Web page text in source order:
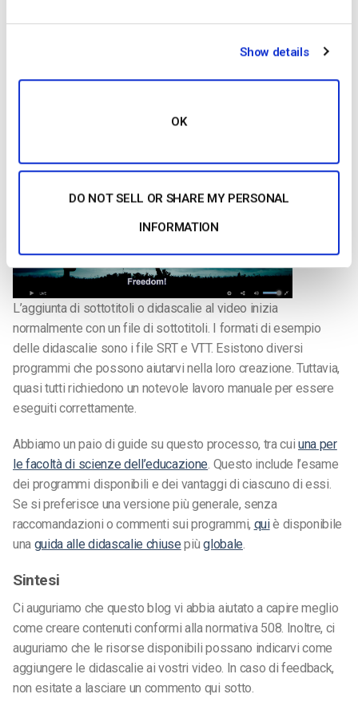
Show details
OK
DO NOT SELL OR SHARE MY PERSONAL
INFORMATION
accessibile, non significa che non possiate avere una grafica
o immagini fantasiose. Con il crescente progresso della
Aggiunta di didascalie ai video
L’aggiunta di sottotitoli o didascalie al video inizia
normalmente con un file di sottotitoli. I formati di esempio
delle didascalie sono i file SRT e VTT. Esistono diversi
programmi che possono aiutarvi nella loro creazione. Tuttavia,
quasi tutti richiedono un notevole lavoro manuale per essere
eseguiti correttamente.
Abbiamo un paio di guide su questo processo, tra cuiuna per
le facoltà di scienze dell’educazione. Questo include l’esame
dei programmi disponibili e dei vantaggi di ciascuno di essi.
Se si preferisce una versione più generale, senza
raccomandazioni o commenti sui programmi, quiè disponibile
una guida alle didascalie chiuse piùglobale.
Sintesi
Ci auguriamo che questo blog vi abbia aiutato a capire meglio
come creare contenuti conformi alla normativa 508. Inoltre, ci
auguriamo che le risorse disponibili possano indicarvi come
aggiungere le didascalie ai vostri video. In caso di feedback,
non esitate a lasciare un commento qui sotto.